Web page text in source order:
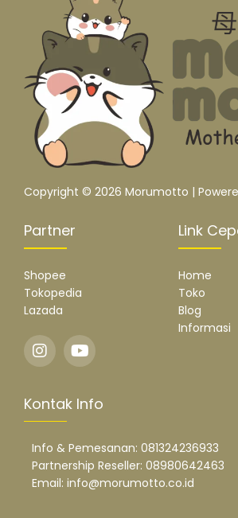
Copyright © 2026 Morumotto |
Partner
Shopee
Tokopedia
Lazada
Link
Home
Toko
Blog
Informasi
Kontak Info
Info & Pemesanan: 081324236933
Partnership Reseller: 08980642463
Email: info@morumotto.co.id